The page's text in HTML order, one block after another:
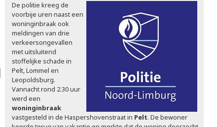
De politie kreeg de
voorbije uren naast een
woninginbraak ook
meldingen van drie
verkeersongevallen
met uitsluitend
stoffelijke schade in
Pelt, Lommel en
Leopoldsburg.
Vannacht rond 2.30 uur
werd een
woninginbraak
vastgesteld in de Haspershovenstraat in Pelt. De bewoner